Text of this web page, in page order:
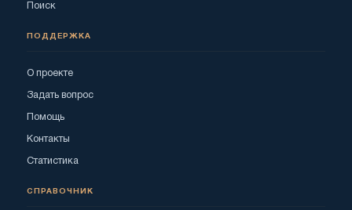
Поиск
ПОДДЕРЖКА
О проекте
Задать вопрос
Помощь
Контакты
Статистика
СПРАВОЧНИК